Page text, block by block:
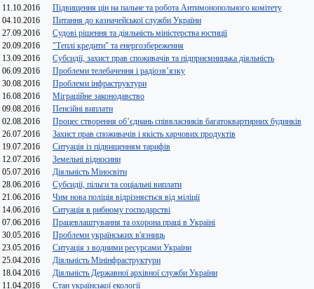
11.10.2016
Підвищення цін на пальне та робота Антимонопольного комітету
04.10.2016
Питання до казначейської служби України
27.09.2016
Судові рішення та діяльність міністерства юстиції
20.09.2016
"Теплі кредити" та енергозбереження
13.09.2016
Субсидії, захист прав споживачів та підприємницька діяльність
06.09.2016
Проблеми телебачення і радіозв’язку
30.08.2016
Проблеми інфраструктури
16.08.2016
Міграційне законодавство
09.08.2016
Пенсійні виплати
02.08.2016
Процес створення об’єднань співвласників багатоквартирних будинків
26.07.2016
Захист прав споживачів і якість харчових продуктів
19.07.2016
Ситуація із підвищенням тарифів
12.07.2016
Земельні відносини
05.07.2016
Діяльність Міносвіти
28.06.2016
Субсидії, пільги та соціальні виплати
21.06.2016
Чим нова поліція відрізняється від міліції
14.06.2016
Ситуація в рибному господарстві
07.06.2016
Працевлаштування та охорона праці в Україні
30.05.2016
Проблеми українських в'язниць
23.05.2016
Ситуація з водними ресурсами України
25.04.2016
Діяльність Мінінфраструктури
18.04.2016
Діяльність Державної архівної служби України
11.04.2016
Стан української екології